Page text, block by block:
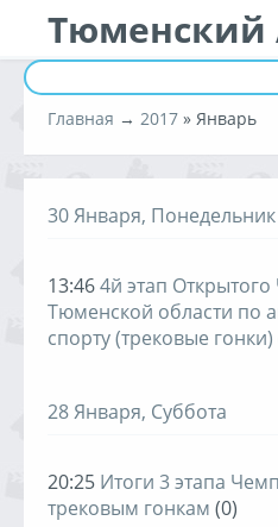
Тюменский
Главная → 2017 » Январь
30 Января, Понедельник
13:464й этап
Тюменской области по
спорту (трековые гонки)
28 Января, Суббота
20:25 Итоги 3 этапа
трековым гонкам (0)